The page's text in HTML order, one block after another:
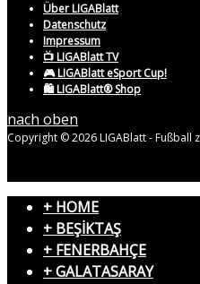
Über LIGABlatt
Datenschutz
Impressum
📺 LIGABlatt TV
🎮 LIGABlatt eSport Cup!
🛍️ LIGABlatt® Shop
nach oben
Copyright © 2026 LIGABlatt - Fußball
+ HOME
+ BEŞİKTAŞ
+ FENERBAHÇE
+ GALATASARAY